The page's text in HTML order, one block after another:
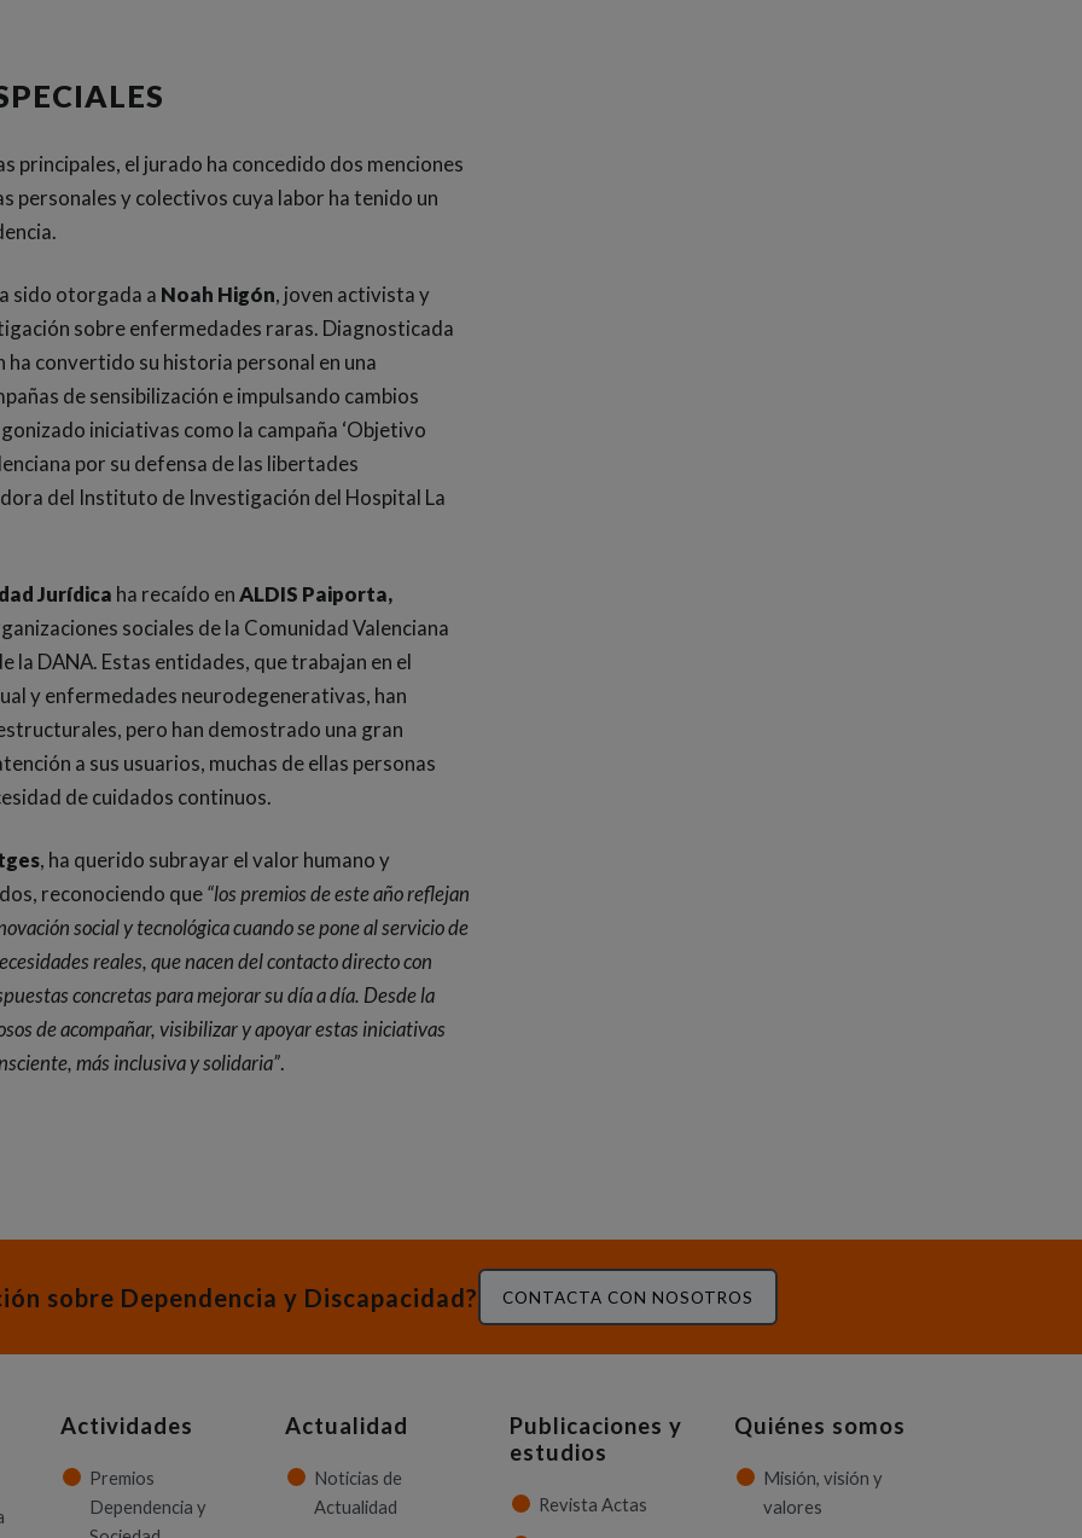
principales, el jurado ha concedido dos menciones
personales y colectivos cuya labor ha tenido un
sido otorgada a Noah Higón, joven activista y
sobre enfermedades raras. Diagnosticada
convertido su historia personal en una
de sensibilización e impulsando cambios
iniciativas como la campaña ‘Objetivo
por su defensa de las libertades
del Instituto de Investigación del Hospital La
Jurídica ha recaído enALDIS Paiporta,
sociales de la Comunidad Valenciana
DANA. Estas entidades, que trabajan en el
y enfermedades neurodegenerativas, han
pero han demostrado una gran
a sus usuarios, muchas de ellas personas
de cuidados continuos.
, ha querido subrayar el valor humano y
reconociendo que“los premios de este año reflejan
social y tecnológica cuando se pone al servicio de
reales, que nacen del contacto directo con
concretas para mejorar su día a día. Desde la
de acompañar, visibilizar y apoyar estas iniciativas
más inclusiva y solidaria”.
sobre Dependencia y Discapacidad? CONTACTA CON NOSOTROS
Actividades
Premios
Dependencia y
Actualidad
Noticias de
Actualidad
Publicaciones y
estudios
Revista Actas
Quiénes somos
Misión, visión y
valores